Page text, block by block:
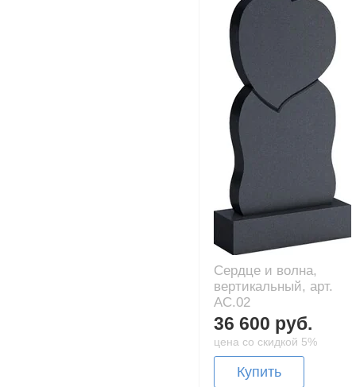
Сердце и волна,
вертикальный, арт.
AC.02
36 600 руб.
цена со скидкой 5%
Купить